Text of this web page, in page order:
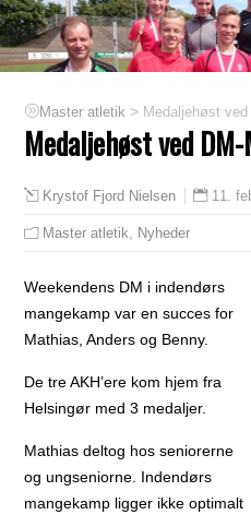
Master atletik > Medaljehøst
Medaljehøst ved
Krystof Fjord Nielsen 11.
Master atletik Nyheder
Weekendens DM i indendørs
mangekamp var en succes for
Mathias, Anders og Benny.
De tre AKH’ere kom hjem fra
Helsingør med 3 medaljer.
Mathias deltog hos seniorerne
og ungseniorne. Indendørs
mangekamp ligger ikke optimalt